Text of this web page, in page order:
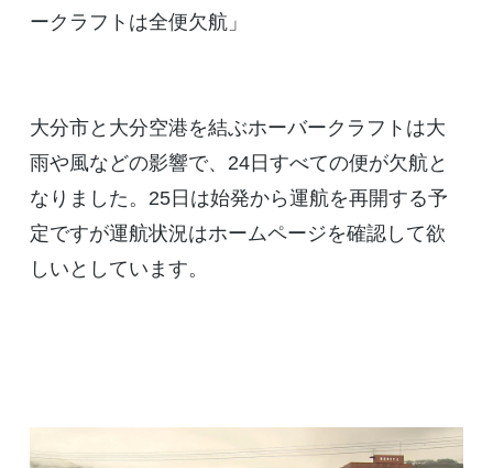
ークラフトは全便欠航」
大分市と大分空港を結ぶホーバークラフトは大
雨や風などの影響で、24日すべての便が欠航と
なりました。25日は始発から運航を再開する予
定ですが運航状況はホームページを確認して欲
しいとしています。